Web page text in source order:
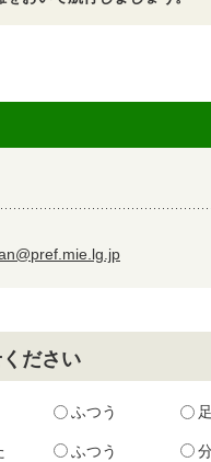
ださい
ふつう
ふつう